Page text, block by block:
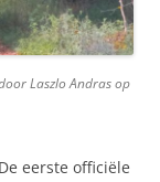
Laszlo Andras op
eerste officiële